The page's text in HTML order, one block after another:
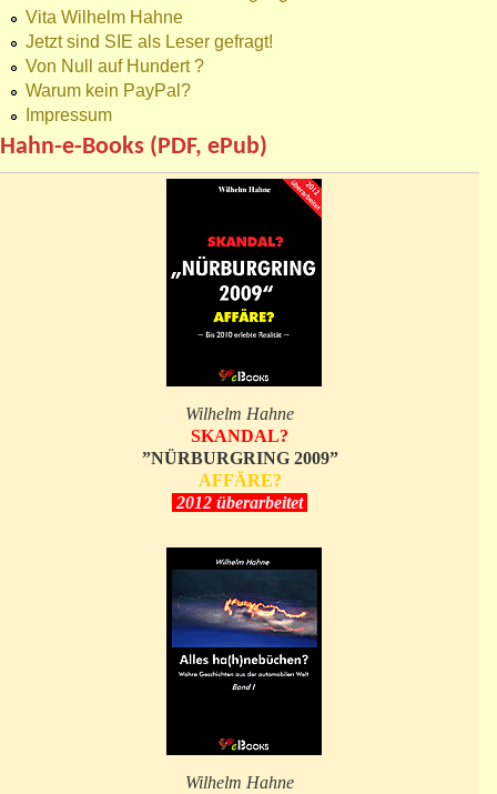
Vita Wilhelm Hahne
Jetzt sind SIE als Leser gefragt!
Von Null auf Hundert ?
Warum kein PayPal?
Impressum
Hahn-e-Books (PDF, ePub)
Wilhelm Hahne
SKANDAL?
”NÜRBURGRING 2009”
AFFÄRE?
2012 überarbeitet
Wilhelm Hahne